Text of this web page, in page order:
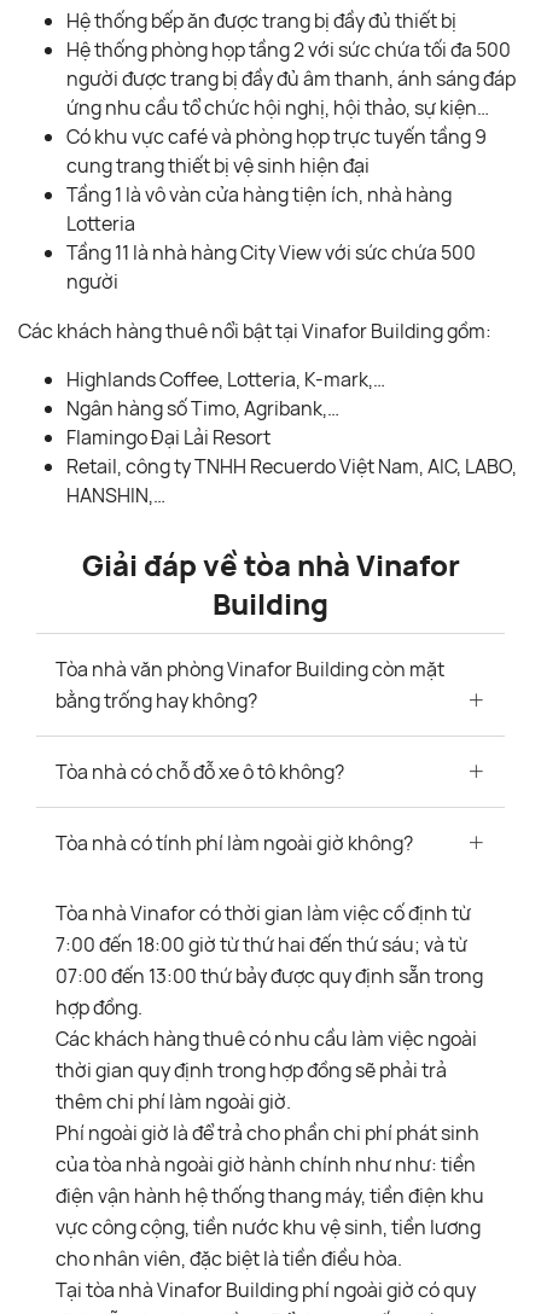
Hệ thống bếp ăn được trang bị đầy đủ thiết bị
Hệ thống phòng họp tầng 2 với sức chứa tối đa 500
người được trang bị đầy đủ âm thanh, ánh sáng đáp
ứng nhu cầu tổ chức hội nghị, hội thảo, sự kiện…
Có khu vực café và phòng họp trực tuyến tầng 9
cung trang thiết bị vệ sinh hiện đại
Tầng 1 là vô vàn cửa hàng tiện ích, nhà hàng
Lotteria
Tầng 11 là nhà hàng City View với sức chứa 500
người
Các khách hàng thuê nổi bật tại Vinafor Building gồm:
Highlands Coffee, Lotteria, K-mark,…
Ngân hàng số Timo, Agribank,…
Flamingo Đại Lải Resort
Retail, công ty TNHH Recuerdo Việt Nam, AIC, LABO,
HANSHIN,…
Giải đáp về tòa nhà Vinafor
Building
Tòa nhà văn phòng Vinafor Building còn mặt
bằng trống hay không?
Tòa nhà có chỗ đỗ xe ô tô không?
Tòa nhà có tính phí làm ngoài giờ không?
Tòa nhà Vinafor có thời gian làm việc cố định từ
7:00 đến 18:00 giờ từ thứ hai đến thứ sáu; và từ
07:00 đến 13:00 thứ bảy được quy định sẵn trong
hợp đồng.
Các khách hàng thuê có nhu cầu làm việc ngoài
thời gian quy định trong hợp đồng sẽ phải trả
thêm chi phí làm ngoài giờ.
Phí ngoài giờ là để trả cho phần chi phí phát sinh
của tòa nhà ngoài giờ hành chính như như: tiền
điện vận hành hệ thống thang máy, tiền điện khu
vực công cộng, tiền nước khu vệ sinh, tiền lương
cho nhân viên, đặc biệt là tiền điều hòa.
Tại tòa nhà Vinafor Building phí ngoài giờ có quy